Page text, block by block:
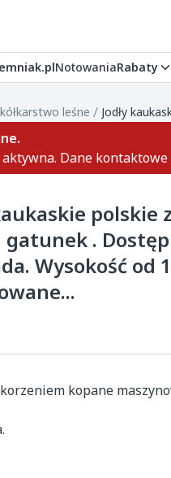
NotowaniaRabaty
leśne /
Dane
polskie
gatunek .
Wysokość od
kopane